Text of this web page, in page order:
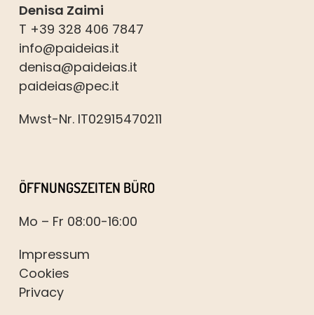
Denisa Zaimi
T +39 328 406 7847
info@paideias.it
denisa@paideias.it
paideias@pec.it
Mwst-Nr. IT02915470211
ÖFFNUNGSZEITEN BÜRO
Mo – Fr 08:00-16:00
Impressum
Cookies
Privacy